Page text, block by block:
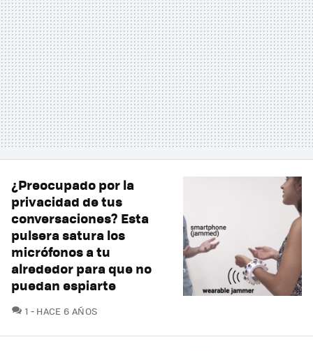
¿Preocupado por la
privacidad de tus
conversaciones? Esta
pulsera satura los
micrófonos a tu
alrededor para que no
puedan espiarte
1 COMENTARIOS
HACE 6 AÑOS